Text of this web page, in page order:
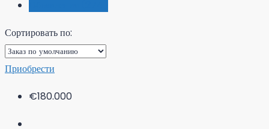
Сортировать по:
Приобрести
€180.000